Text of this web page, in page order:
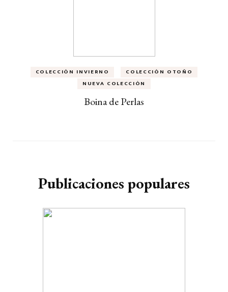
COLECCIÓN INVIERNO
COLECCIÓN OTOÑO
NUEVA COLECCIÓN
Boina de Perlas
Publicaciones populares